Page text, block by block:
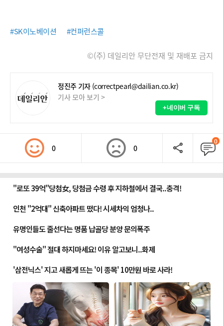
#SK이노베이션 #컨퍼런스콜
©(주) 데일리안 무단전재 및 재배포 금지
정진주 기자 (correctpearl@dailian.co.kr)
기사 모아 보기 >
+네이버 구독
0 0
0